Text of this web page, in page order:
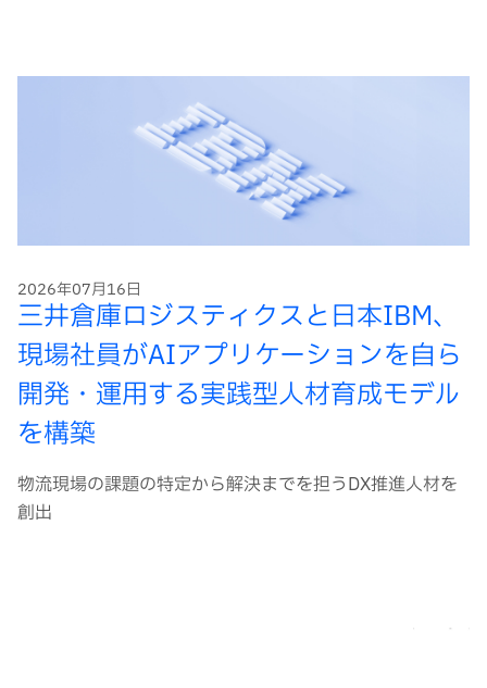
2026年07月16日
三井倉庫ロジスティクスと日本IBM、
現場社員がAIアプリケーションを自ら
開発・運用する実践型人材育成モデル
を構築
物流現場の課題の特定から解決までを担うDX推進人材を
創出